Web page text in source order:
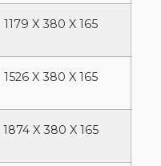
1179 X 380 X 165
1526 X 380 X 165
1874 X 380 X 165